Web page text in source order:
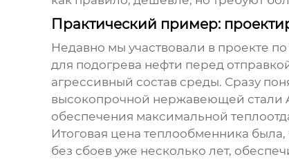
Практический пример:
Недавно мы участвовали в проекте
для подогрева нефти перед
агрессивный состав среды. Сразу
высокопрочной нержавеющей стали
обеспечения максимальной
Итоговая цена теплообменника
без сбоев уже несколько лет,